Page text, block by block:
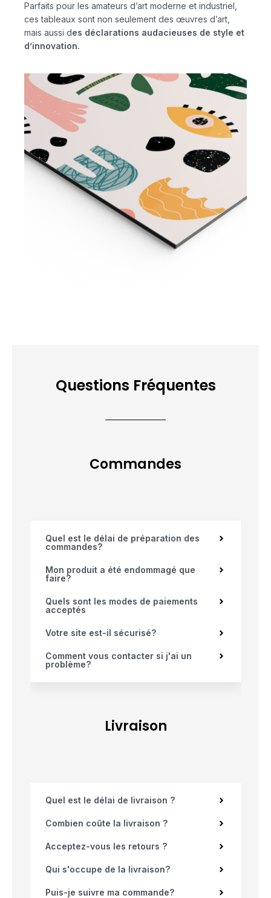
Parfaits pour les amateurs d’art moderne et industriel,
ces tableaux sont non seulement des œuvres d’art,
mais aussi des déclarations audacieuses de style et
d’innovation.
Questions Fréquentes
Commandes
Quel est le délai de préparation des
commandes?
Mon produit a été endommagé que
faire?
Quels sont les modes de paiements
acceptés
Votre site est-il sécurisé?
Comment vous contacter si j'ai un
problème?
Livraison
Quel est le délai de livraison ?
Combien coûte la livraison ?
Acceptez-vous les retours ?
Qui s'occupe de la livraison?
Puis-je suivre ma commande?